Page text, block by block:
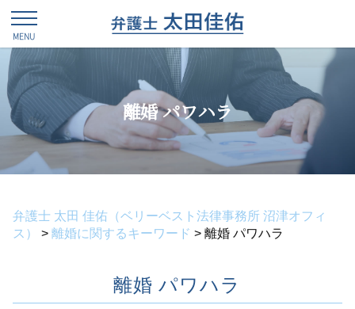
離婚 パワハラ
弁護士 太田 佳佑（ベリーベスト法律事務所 沼津オフィ
ス） >離婚に関するキーワード >離婚 パワハラ
離婚 パワハラ